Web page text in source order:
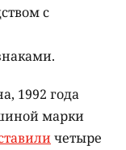
с
1992 года
марки
четыре